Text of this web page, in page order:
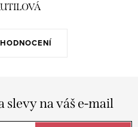
na váš e-mail